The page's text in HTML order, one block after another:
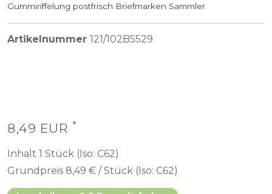
Gummiriffelung postfrisch Briefmarken Sammler
Artikelnummer 121/102B5529
8,49 EUR *
Inhalt 1 Stück (Iso: C62)
Grundpreis 8,49 € / Stück (Iso: C62)